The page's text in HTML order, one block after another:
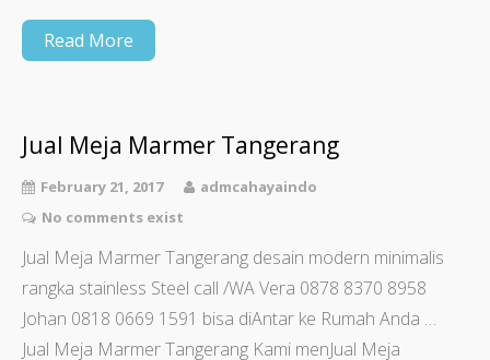
Read More
Jual Meja Marmer Tangerang
February 21, 2017
admcahayaindo
No comments exist
Jual Meja Marmer Tangerang desain modern minimalis
rangka stainless Steel call /WA Vera 0878 8370 8958
Johan 0818 0669 1591 bisa diAntar ke Rumah Anda …
Jual Meja Marmer Tangerang Kami menJual Meja